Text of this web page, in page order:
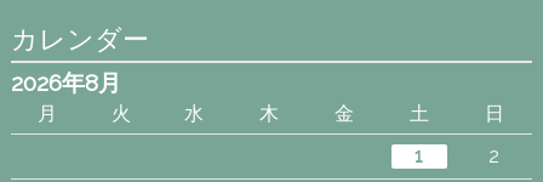
カレンダー
2026年8月
月 火 水 木 金 土
日
1
2